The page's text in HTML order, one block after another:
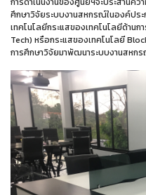
ศึกษาวิจัยระบบงานสหกรณ์ในองค์ประ
เทคโนโลยีกระแสของเทคโนโลยีด้าน
Tech) หรือกระแสของเทคโนโลยี
การศึกษาวิจัยมาพัฒนาระบบงานสหก